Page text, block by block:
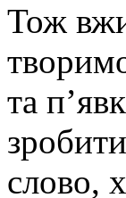
Тож
та
слово,